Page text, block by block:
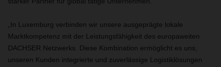
„In Luxemburg verbinden wir unsere ausgeprägte lokale
Marktkompetenz mit der Leistungsfähigkeit des europaweiten
DACHSER Netzwerks. Diese Kombination ermöglicht es uns,
unseren Kunden integrierte und zuverlässige Logistiklösungen